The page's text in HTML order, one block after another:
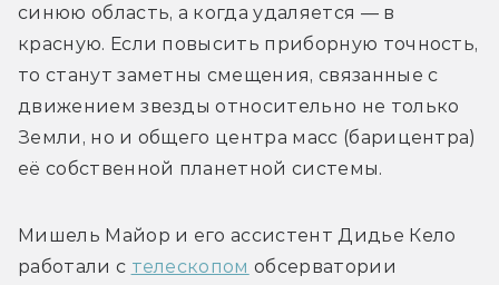
синюю область, а когда удаляется — в
красную. Если повысить приборную точность,
то станут заметны смещения, связанные с
движением звезды относительно не только
Земли, но и общего центра масс (барицентра)
её собственной планетной системы.
Мишель Майор и его ассистент Дидье Кело
работали с телескопом обсерватории